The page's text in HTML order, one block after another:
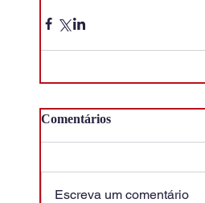
Comentários
Escreva um comentário